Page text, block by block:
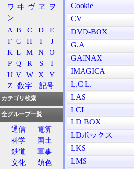
Cookie
CV
DVD-BOX
G.A
GAINAX
IMAGICA
L.C.L.
LAS
LCL
LD-BOX
LDボックス
LKS
LMS
ワ ヰ ヴ ヱ
ヲ
ン
A B C D
E
F G H I
J
K L M N
O
P Q R S
T
U V W X
Y
Z
数字 記号
カテゴリ検索
全グループ一覧
通信
電算
科学
国土
鉄道
軍事
文化
萌色